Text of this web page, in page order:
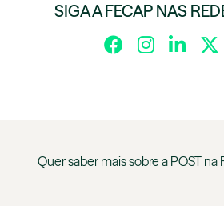
SIGA A FECAP NAS
Quer saber mais sobre a POST na